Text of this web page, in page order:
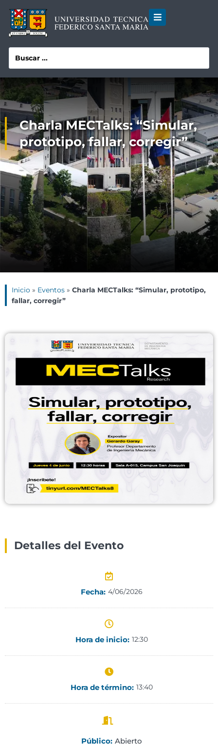
Charla MECTalks: “Simular,
prototipo, fallar, corregir”
Inicio » Eventos » Charla MECTalks: “Simular, prototipo,
fallar, corregir”
Detalles del Evento
Fecha: 4/06/2026
Hora de inicio: 12:30
Hora de término: 13:40
Público: Abierto